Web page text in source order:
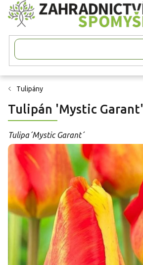
Přejít
na
obsah
Tulipány
Tulipán 'Mystic Garant'
Tulipa´Mystic Garant´